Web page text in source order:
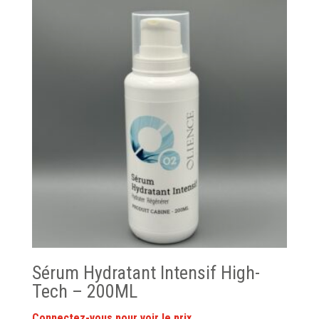
Sérum Hydratant Intensif High-
Tech – 200ML